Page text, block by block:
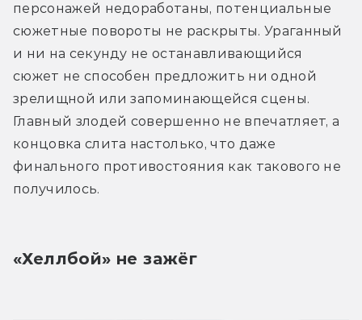
персонажей недоработаны, потенциальные
сюжетные повороты не раскрыты. Ураганный
и ни на секунду не останавливающийся
сюжет не способен предложить ни одной
зрелищной или запоминающейся сцены.
Главный злодей совершенно не впечатляет, а
концовка слита настолько, что даже
финального противостояния как такового не
получилось.
«Хеллбой» не зажёг